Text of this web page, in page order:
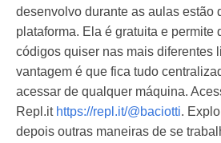
desenvolvo durante as aulas estão
plataforma. Ela é gratuita e permite
códigos quiser nas mais diferentes
vantagem é que fica tudo
acessar de qualquer máquina.
Repl.it https://repl.it/@baciotti.
depois outras maneiras de se